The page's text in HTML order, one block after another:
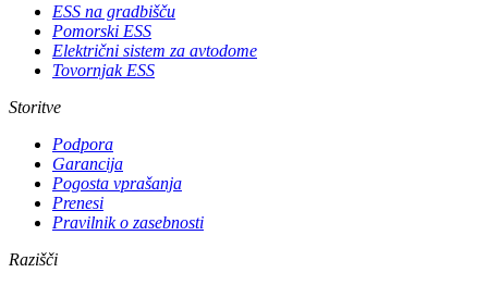
ESS na gradbišču
Pomorski ESS
Električni sistem za avtodome
Tovornjak ESS
Storitve
Podpora
Garancija
Pogosta vprašanja
Prenesi
Pravilnik o zasebnosti
Razišči